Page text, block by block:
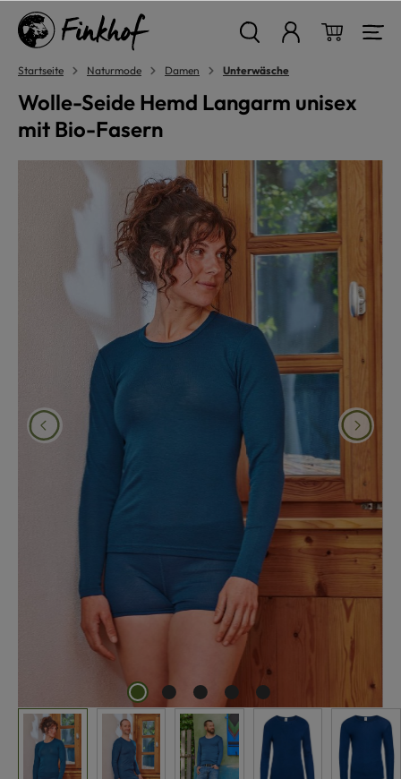
springen
Startseite Naturmode Damen Unterwäsche
Wolle-Seide Hemd Langarm unisex
mit Bio-Fasern